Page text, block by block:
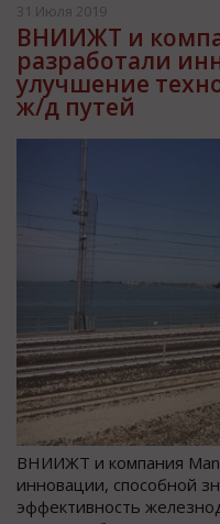
31 Июля 2019
ВНИИЖТ и
разработали
улучшение
ж/д путей
ВНИИЖТ и компания
инновации, способной
эффективность